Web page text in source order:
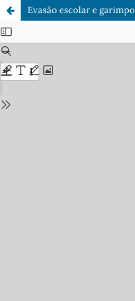
Evasão escolar e garimpo